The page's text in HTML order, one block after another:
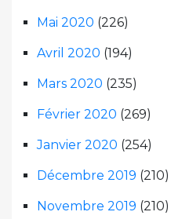
Mai 2020 (226)
Avril 2020 (194)
Mars 2020 (235)
Février 2020 (269)
Janvier 2020 (254)
Décembre 2019 (210)
Novembre 2019 (210)